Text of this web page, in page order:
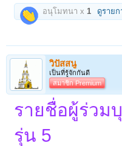
อนุโมทนา x1 ดูรายก
วิปัสสนู
เป็นที่รู้จักกันดี
สมาชิก Premium
รายชื่อผู้ร่ว
รุ่น 5